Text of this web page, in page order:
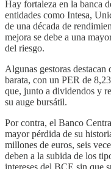
Hay fortaleza en la banca
entidades como Intesa,
de una década de
mejora se debe a una
del riesgo.
Algunas gestoras
barata, con un PER de
que, junto a dividendos y
su auge bursátil.
Por contra, el Banco
mayor pérdida de su
millones de euros, seis
deben a la subida de los